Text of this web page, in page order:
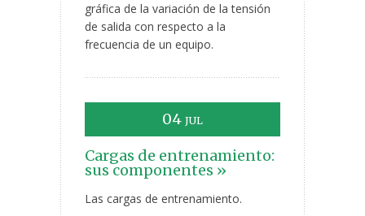
gráfica de la variación de la tensión
de salida con respecto a la
frecuencia de un equipo.
04 JUL
Cargas de entrenamiento:
sus componentes »
Las cargas de entrenamiento.